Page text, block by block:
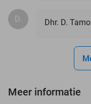
D. Dhr. D.
Meer informatie